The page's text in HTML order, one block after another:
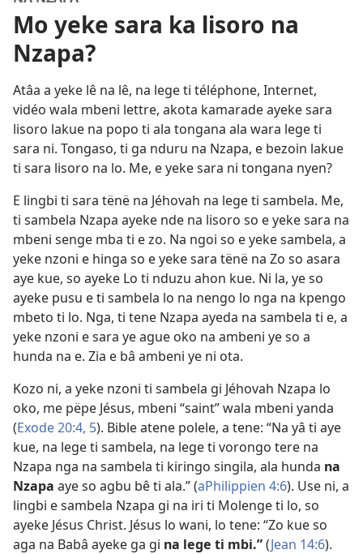
Mo yeke sara ka lisoro na
Nzapa?
Atâa a yeke lê na lê, na lege ti téléphone, Internet,
vidéo wala mbeni lettre, akota kamarade ayeke sara
lisoro lakue na popo ti ala tongana ala wara lege ti
sara ni. Tongaso, ti ga nduru na Nzapa, e bezoin lakue
ti sara lisoro na lo. Me, e yeke sara ni tongana nyen?
E lingbi ti sara tënë na Jéhovah na lege ti sambela. Me,
ti sambela Nzapa ayeke nde na lisoro so e yeke sara na
mbeni senge mba ti e zo. Na ngoi so e yeke sambela, a
yeke nzoni e hinga so e yeke sara tënë na Zo so asara
aye kue, so ayeke Lo ti nduzu ahon kue. Ni la, ye so
ayeke pusu e ti sambela lo na nengo lo nga na kpengo
mbeto ti lo. Nga, ti tene Nzapa ayeda na sambela ti e, a
yeke nzoni e sara ye ague oko na ambeni ye so a
hunda na e. Zia e bâ ambeni ye ni ota.
Kozo ni, a yeke nzoni ti sambela gi Jéhovah Nzapa lo
oko, me pëpe Jésus, mbeni “saint” wala mbeni yanda
(Exode 20:4, 5). Bible atene polele, a tene: “Na yâ ti aye
kue, na lege ti sambela, na lege ti vorongo tere na
Nzapa nga na sambela ti kiringo singila, ala hunda na
Nzapa aye so agbu bê ti ala.” (aPhilippien 4:6). Use ni, a
lingbi e sambela Nzapa gi na iri ti Molenge ti lo, so
ayeke Jésus Christ. Jésus lo wani, lo tene: “Zo kue so
aga na Babâ ayeke ga gi na lege ti mbi.”(Jean 14:6).